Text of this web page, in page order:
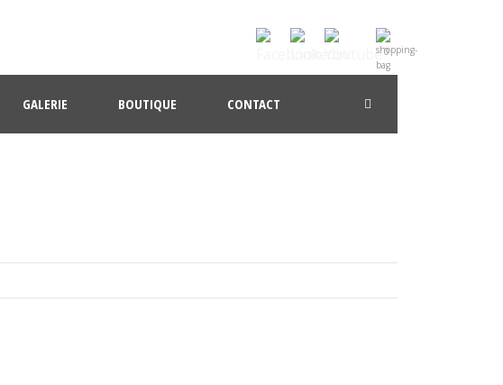
0
GALERIE BOUTIQUE CONTACT